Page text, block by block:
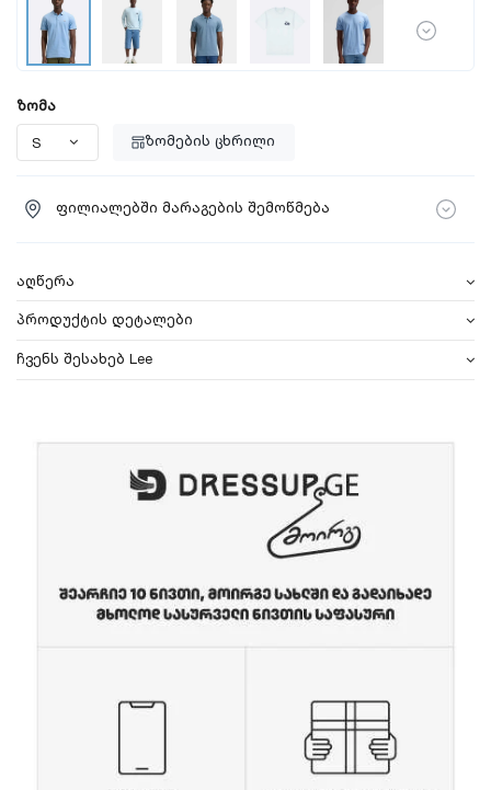
ზომა
ზომების ცხრილი
ფილიალებში მარაგების შემოწმება
აღწერა
პროდუქტის დეტალები
ჩვენს შესახებ Lee